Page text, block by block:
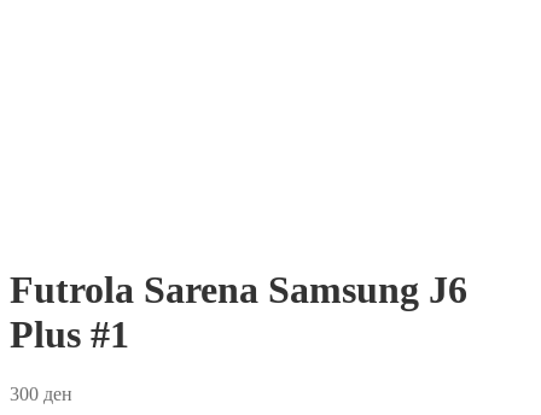
Futrola Sarena Samsung J6
Plus #1
300 ден